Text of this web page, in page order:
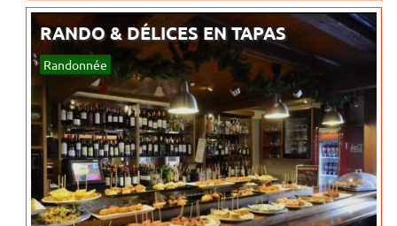
RANDO & DÉLICES EN TAPAS
Randonnée